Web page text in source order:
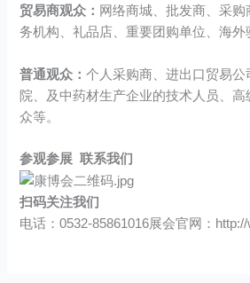
贸易商观众： 网络商城、批发商、采
务机构、礼品店、重要团购单位、海外
普通观众：个人采购商、进出口贸易公
院、及中药材生产企业的技术人员、
众等。
参观参展 联系我们
扫码关注我们
电话：0532-85861016展会官网：